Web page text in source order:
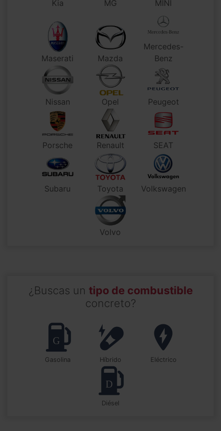
Kia MG MINI
Maserati Mazda
Mercedes-
Benz
Nissan Opel Peugeot
Porsche Renault SEAT
Subaru Toyota Volkswagen
Volvo
¿Buscas un tipo de combustible
concreto?
Gasolina Híbrido Eléctrico
Diésel